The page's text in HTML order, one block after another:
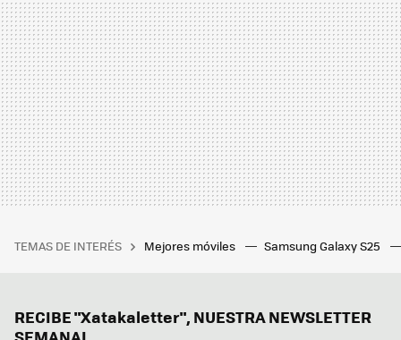
TEMAS DE INTERÉS Mejores móviles Samsung Galaxy S25
RECIBE "Xatakaletter", NUESTRA NEWSLETTER